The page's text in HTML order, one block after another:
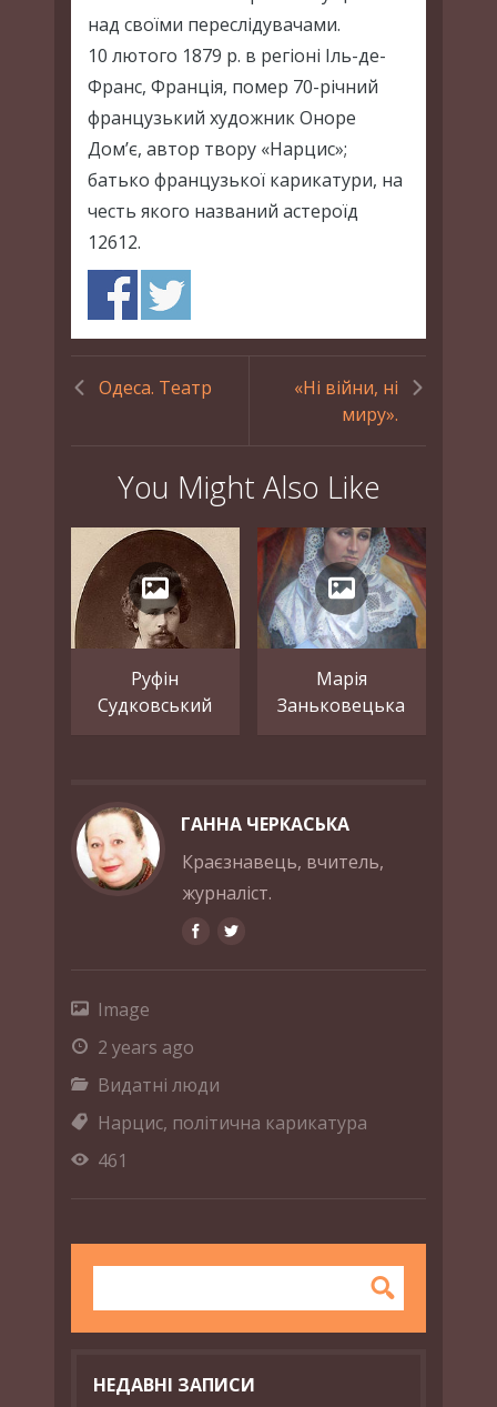
над своїми переслідувачами.
10 лютого 1879 р. в регіоні Іль-де-
Франс, Франція, помер 70-річний
французький художник Оноре
Дом’є, автор твору «Нарцис»;
батько французької карикатури, на
честь якого названий астероїд
12612.
Одеса. Театр
«Ні війни, ні
миру».
You Might Also Like
Руфін
Судковський
Марія
Заньковецька
ГАННА ЧЕРКАСЬКА
Краєзнавець, вчитель,
журналіст.
Image
2 years ago
Видатні люди
Нарцис, політична карикатура
461
НЕДАВНІ ЗАПИСИ